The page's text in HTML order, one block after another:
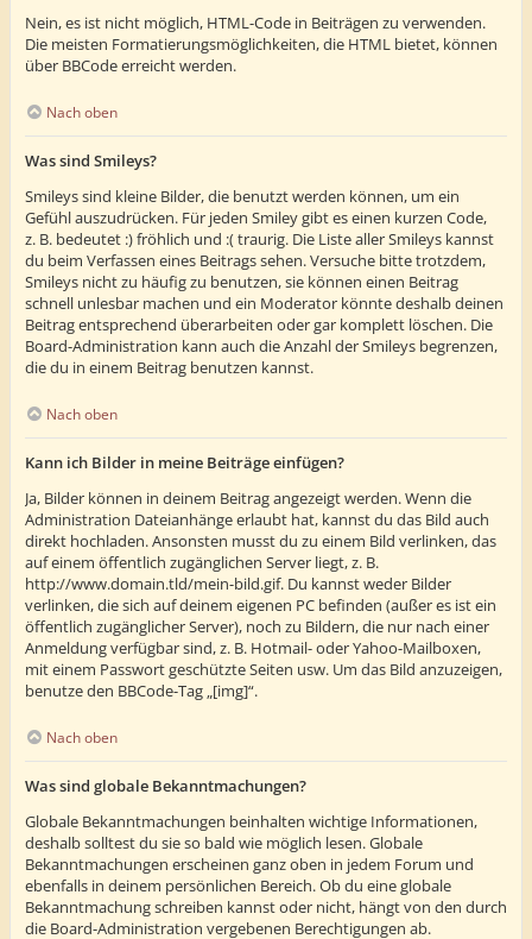
Nein, es ist nicht möglich, HTML-Code in Beiträgen zu verwenden.
Die meisten Formatierungsmöglichkeiten, die HTML bietet, können
über BBCode erreicht werden.
Nach oben
Was sind Smileys?
Smileys sind kleine Bilder, die benutzt werden können, um ein
Gefühl auszudrücken. Für jeden Smiley gibt es einen kurzen Code,
z. B. bedeutet :) fröhlich und :( traurig. Die Liste aller Smileys kannst
du beim Verfassen eines Beitrags sehen. Versuche bitte trotzdem,
Smileys nicht zu häufig zu benutzen, sie können einen Beitrag
schnell unlesbar machen und ein Moderator könnte deshalb deinen
Beitrag entsprechend überarbeiten oder gar komplett löschen. Die
Board-Administration kann auch die Anzahl der Smileys begrenzen,
die du in einem Beitrag benutzen kannst.
Nach oben
Kann ich Bilder in meine Beiträge einfügen?
Ja, Bilder können in deinem Beitrag angezeigt werden. Wenn die
Administration Dateianhänge erlaubt hat, kannst du das Bild auch
direkt hochladen. Ansonsten musst du zu einem Bild verlinken, das
auf einem öffentlich zugänglichen Server liegt, z. B.
http://www.domain.tld/mein-bild.gif. Du kannst weder Bilder
verlinken, die sich auf deinem eigenen PC befinden (außer es ist ein
öffentlich zugänglicher Server), noch zu Bildern, die nur nach einer
Anmeldung verfügbar sind, z. B. Hotmail- oder Yahoo-Mailboxen,
mit einem Passwort geschützte Seiten usw. Um das Bild anzuzeigen,
benutze den BBCode-Tag „[img]“.
Nach oben
Was sind globale Bekanntmachungen?
Globale Bekanntmachungen beinhalten wichtige Informationen,
deshalb solltest du sie so bald wie möglich lesen. Globale
Bekanntmachungen erscheinen ganz oben in jedem Forum und
ebenfalls in deinem persönlichen Bereich. Ob du eine globale
Bekanntmachung schreiben kannst oder nicht, hängt von den durch
die Board-Administration vergebenen Berechtigungen ab.